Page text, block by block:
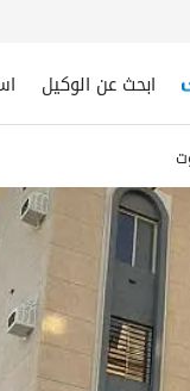
ابحث عن الوكيل